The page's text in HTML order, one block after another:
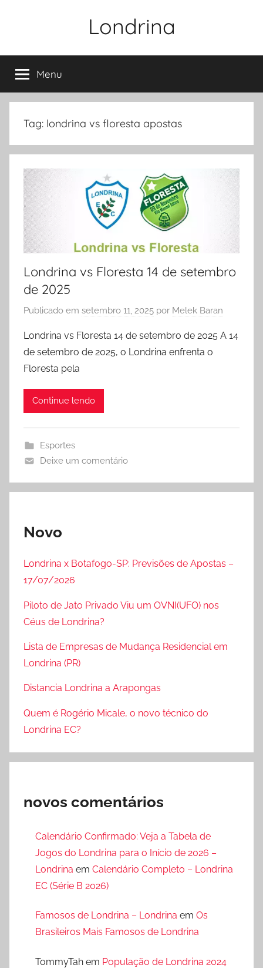
conteúdo
Londrina
Menu
Tag: londrina vs floresta apostas
Londrina vs Floresta 14 de setembro
de 2025
Publicado em setembro 11, 2025 por Melek Baran
Londrina vs Floresta 14 de setembro de 2025 A 14
de setembro de 2025, o Londrina enfrenta o
Floresta pela
Continue lendo
Esportes
Deixe um comentário
Novo
Londrina x Botafogo-SP: Previsões de Apostas –
17/07/2026
Piloto de Jato Privado Viu um OVNI(UFO) nos
Céus de Londrina?
Lista de Empresas de Mudança Residencial em
Londrina (PR)
Distancia Londrina a Arapongas
Quem é Rogério Micale, o novo técnico do
Londrina EC?
novos comentários
Calendário Confirmado: Veja a Tabela de
Jogos do Londrina para o Início de 2026 –
Londrina em Calendário Completo – Londrina
EC (Série B 2026)
Famosos de Londrina – Londrina em Os
Brasileiros Mais Famosos de Londrina
TommyTah em População de Londrina 2024